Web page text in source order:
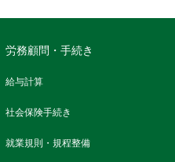
労務顧問・手続き
給与計算
社会保険手続き
就業規則・規程整備